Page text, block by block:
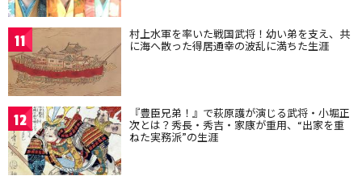
11 村上水軍を率いた戦国武将！幼い弟を支え、共
に海へ散った得居通幸の波乱に満ちた生涯
12 『豊臣兄弟！』で萩原護が演じる武将・小堀正
次とは？秀長・秀吉・家康が重用、“出家を重
ねた実務派”の生涯